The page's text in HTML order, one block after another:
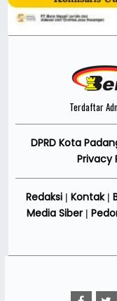
Terdaftar
DPRD Kota
Privacy
Redaksi| Kontak|
Media Siber|